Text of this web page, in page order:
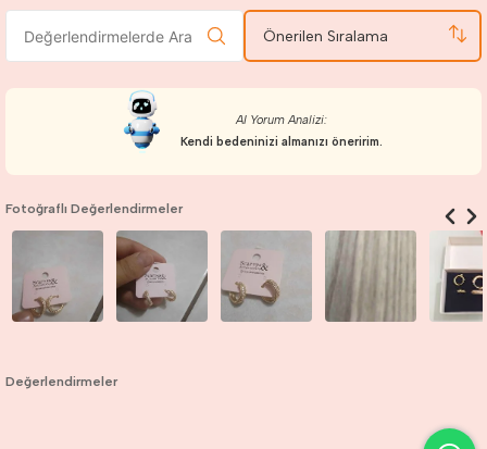
Önerilen Sıralama
AI Yorum Analizi:
Kendi bedeninizi almanızı öneririm.
Fotoğraflı Değerlendirmeler
Değerlendirmeler